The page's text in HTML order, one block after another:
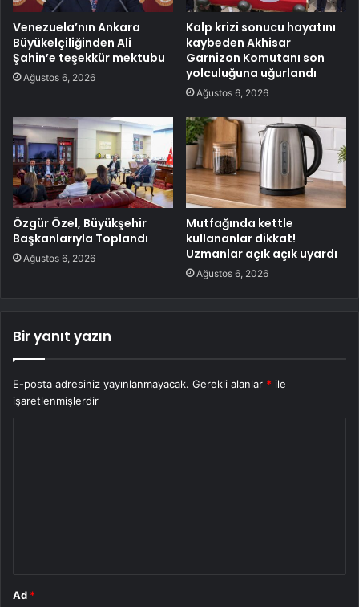
Venezuela’nın Ankara
Büyükelçiliğinden Ali
Şahin’e teşekkür mektubu
Ağustos 6, 2026
Kalp krizi sonucu hayatını
kaybeden Akhisar
Garnizon Komutanı son
yolculuğuna uğurlandı
Ağustos 6, 2026
Özgür Özel, Büyükşehir
Başkanlarıyla Toplandı
Ağustos 6, 2026
Mutfağında kettle
kullananlar dikkat!
Uzmanlar açık açık uyardı
Ağustos 6, 2026
Bir yanıt yazın
E-posta adresiniz yayınlanmayacak. Gerekli alanlar * ile
işaretlenmişlerdir
Ad *